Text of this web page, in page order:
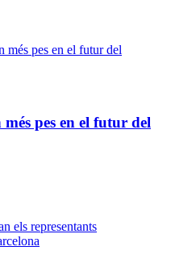
pes en el futur del